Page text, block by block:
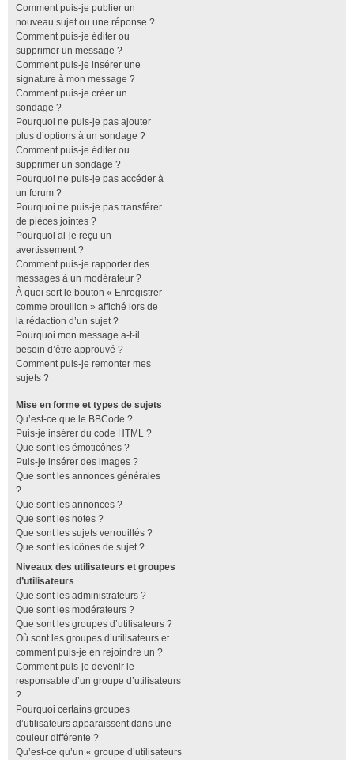
Comment puis-je publier un
nouveau sujet ou une réponse ?
Comment puis-je éditer ou
supprimer un message ?
Comment puis-je insérer une
signature à mon message ?
Comment puis-je créer un
sondage ?
Pourquoi ne puis-je pas ajouter
plus d’options à un sondage ?
Comment puis-je éditer ou
supprimer un sondage ?
Pourquoi ne puis-je pas accéder à
un forum ?
Pourquoi ne puis-je pas transférer
de pièces jointes ?
Pourquoi ai-je reçu un
avertissement ?
Comment puis-je rapporter des
messages à un modérateur ?
À quoi sert le bouton « Enregistrer
comme brouillon » affiché lors de
la rédaction d’un sujet ?
Pourquoi mon message a-t-il
besoin d’être approuvé ?
Comment puis-je remonter mes
sujets ?
Mise en forme et types de sujets
Qu’est-ce que le BBCode ?
Puis-je insérer du code HTML ?
Que sont les émoticônes ?
Puis-je insérer des images ?
Que sont les annonces générales
?
Que sont les annonces ?
Que sont les notes ?
Que sont les sujets verrouillés ?
Que sont les icônes de sujet ?
Niveaux des utilisateurs et groupes
d’utilisateurs
Que sont les administrateurs ?
Que sont les modérateurs ?
Que sont les groupes d’utilisateurs ?
Où sont les groupes d’utilisateurs et
comment puis-je en rejoindre un ?
Comment puis-je devenir le
responsable d’un groupe d’utilisateurs
?
Pourquoi certains groupes
d’utilisateurs apparaissent dans une
couleur différente ?
Qu’est-ce qu’un « groupe d’utilisateurs